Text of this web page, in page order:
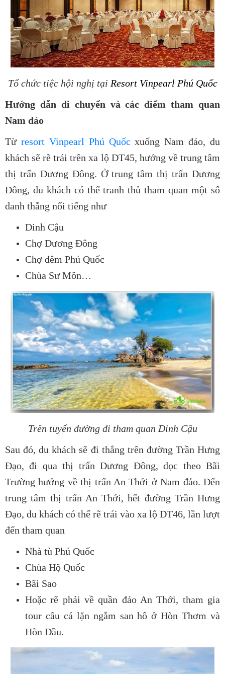
Tổ chức tiệc hội nghị tại Resort Vinpearl Phú Quốc
Hướng dẫn di chuyển và các điểm tham quan
Nam đảo
Từ resort Vinpearl Phú Quốcxuống Nam đảo, du
khách sẽ rẽ trái trên xa lộ DT45, hướng về trung tâm
thị trấn Dương Đông. Ở trung tâm thị trấn Dương
Đông, du khách có thể tranh thủ tham quan một số
danh thắng nổi tiếng như
Dinh Cậu
Chợ Dương Đông
Chợ đêm Phú Quốc
Chùa Sư Môn…
Trên tuyến đường đi tham quan Dinh Cậu
Sau đó, du khách sẽ đi thẳng trên đường Trần Hưng
Đạo, đi qua thị trấn Dương Đông, dọc theo Bãi
Trường hướng về thị trấn An Thới ở Nam đảo. Đến
trung tâm thị trấn An Thới, hết đường Trần Hưng
Đạo, du khách có thể rẽ trái vào xa lộ DT46, lần lượt
đến tham quan
Nhà tù Phú Quốc
Chùa Hộ Quốc
Bãi Sao
Hoặc rẽ phải về quần đảo An Thới, tham gia
tour câu cá lặn ngắm san hô ở Hòn Thơm và
Hòn Dầu.